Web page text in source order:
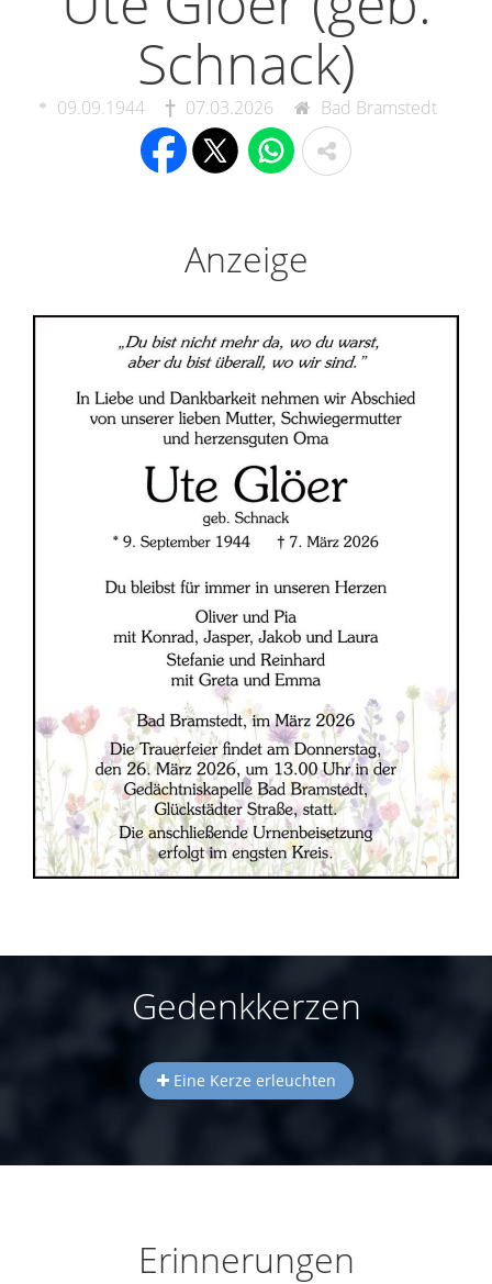
Schnack)
09.09.1944 07.03.2026 Bad Bramstedt
Anzeige
Gedenkkerzen
Eine Kerze erleuchten
Erinnerungen